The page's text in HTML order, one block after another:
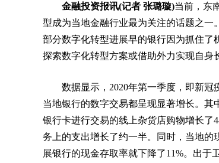
金融投资报讯(记者 张璐璇)当前，东
型成为当地金融行业最为关注的话题之一
部分数字化转型进展早的银行因为抓住
探索数字化转型方案或借助外力实现自身
数据显示，2020年第一季度，即新
当地银行的数字交易都呈现显著增长。
银行卡进行交易的线上杂货店购物增长了
务上的支出增长了约一半。同时，当地的
展银行的现金存取率就下降了11%。出于